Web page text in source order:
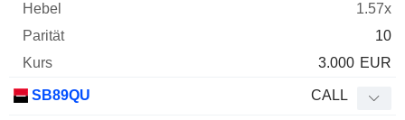
1.57x
10
3.000 EUR
SB89QU CALL